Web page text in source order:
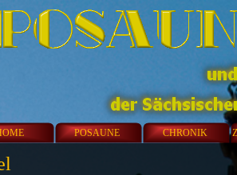
POSAUNE CHRONIK